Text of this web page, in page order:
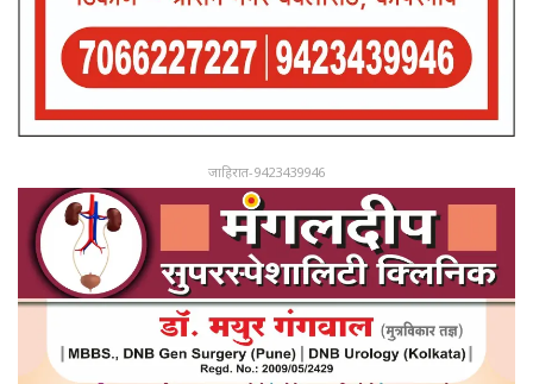
जाहिरात-9423439946